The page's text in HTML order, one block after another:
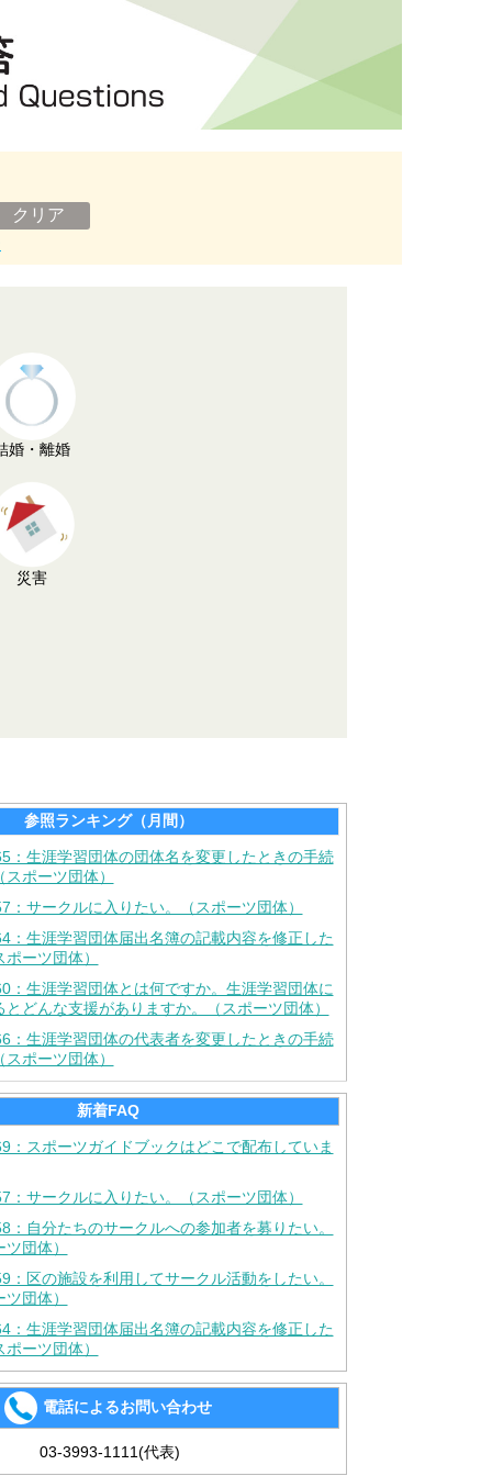
婚・離婚
災害
参照ランキング（月間）
：生涯学習団体の団体名を変更したときの手続
スポーツ団体）
：サークルに入りたい。（スポーツ団体）
：生涯学習団体届出名簿の記載内容を修正した
ーツ団体）
：生涯学習団体とは何ですか。生涯学習団体に
とどんな支援がありますか。（スポーツ団体）
：生涯学習団体の代表者を変更したときの手続
スポーツ団体）
新着FAQ
：スポーツガイドブックはどこで配布していま
：サークルに入りたい。（スポーツ団体）
：自分たちのサークルへの参加者を募りたい。
ツ団体）
：区の施設を利用してサークル活動をしたい。
ツ団体）
：生涯学習団体届出名簿の記載内容を修正した
ーツ団体）
電話によるお問い合わせ
03-3993-1111(代表)